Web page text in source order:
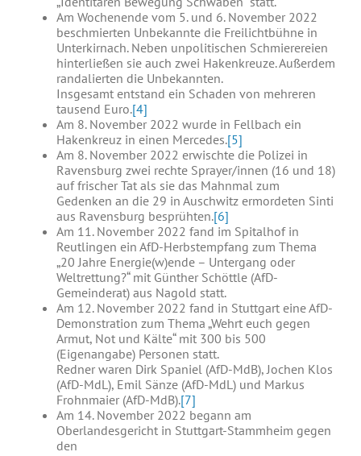
Am Wochenende vom 5. und 6. November 2022
beschmierten Unbekannte die Freilichtbühne in
Unterkirnach. Neben unpolitischen Schmierereien
hinterließen sie auch zwei Hakenkreuze. Außerdem
randalierten die Unbekannten.
Insgesamt entstand ein Schaden von mehreren
tausend Euro.[4]
Am 8. November 2022 wurde in Fellbach ein
Hakenkreuz in einen Mercedes.[5]
Am 8. November 2022 erwischte die Polizei in
Ravensburg zwei rechte Sprayer/innen (16 und 18)
auf frischer Tat als sie das Mahnmal zum
Gedenken an die 29 in Auschwitz ermordeten Sinti
aus Ravensburg besprühten.[6]
Am 11. November 2022 fand im Spitalhof in
Reutlingen ein AfD-Herbstempfang zum Thema
„20 Jahre Energie(w)ende – Untergang oder
Weltrettung?“ mit Günther Schöttle (AfD-
Gemeinderat) aus Nagold statt.
Am 12. November 2022 fand in Stuttgart eine AfD-
Demonstration zum Thema „Wehrt euch gegen
Armut, Not und Kälte“ mit 300 bis 500
(Eigenangabe) Personen statt.
Redner waren Dirk Spaniel (AfD-MdB), Jochen Klos
(AfD-MdL), Emil Sänze (AfD-MdL) und Markus
Frohnmaier (AfD-MdB).[7]
Am 14. November 2022 begann am
Oberlandesgericht in Stuttgart-Stammheim gegen
den